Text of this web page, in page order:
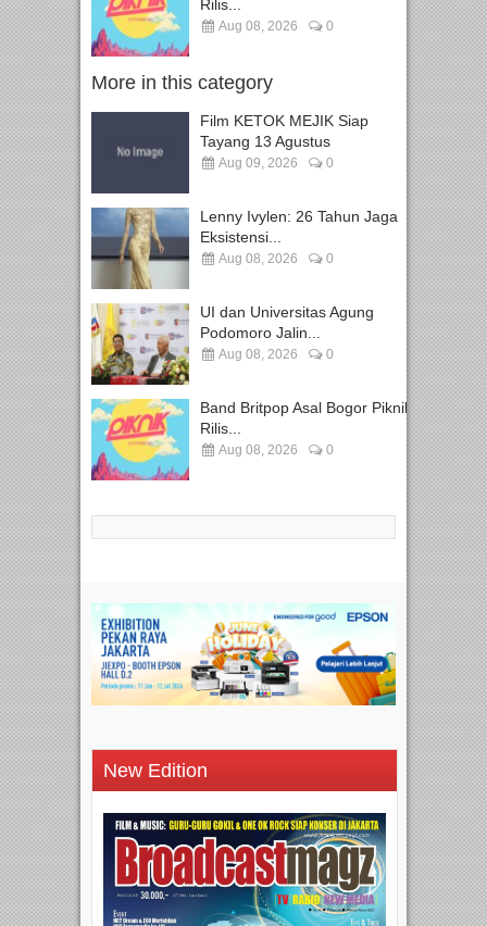
Rilis...
Aug 08, 2026 0
More in this category
Film KETOK MEJIK Siap
Tayang 13 Agustus
Aug 09, 2026 0
Lenny Ivylen: 26 Tahun Jaga
Eksistensi...
Aug 08, 2026 0
UI dan Universitas Agung
Podomoro Jalin...
Aug 08, 2026 0
Band Britpop Asal Bogor Piknik
Rilis...
Aug 08, 2026 0
New Edition